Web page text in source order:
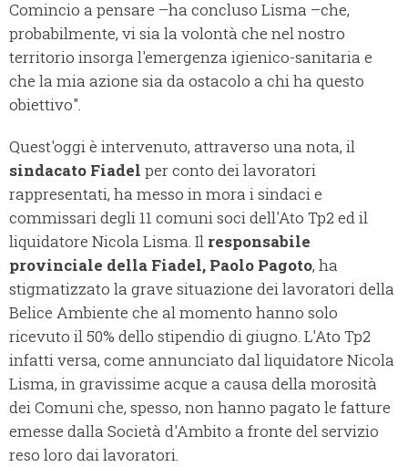
Comincio a pensare –ha concluso Lisma –che,
probabilmente, vi sia la volontà che nel nostro
territorio insorga l'emergenza igienico-sanitaria e
che la mia azione sia da ostacolo a chi ha questo
obiettivo".
Quest'oggi è intervenuto, attraverso una nota, il
sindacato Fiadel per conto dei lavoratori
rappresentati, ha messo in mora i sindaci e
commissari degli 11 comuni soci dell'Ato Tp2 ed il
liquidatore Nicola Lisma. Il responsabile
provinciale della Fiadel, Paolo Pagoto, ha
stigmatizzato la grave situazione dei lavoratori della
Belice Ambiente che al momento hanno solo
ricevuto il 50% dello stipendio di giugno. L'Ato Tp2
infatti versa, come annunciato dal liquidatore Nicola
Lisma, in gravissime acque a causa della morosità
dei Comuni che, spesso, non hanno pagato le fatture
emesse dalla Società d'Ambito a fronte del servizio
reso loro dai lavoratori.